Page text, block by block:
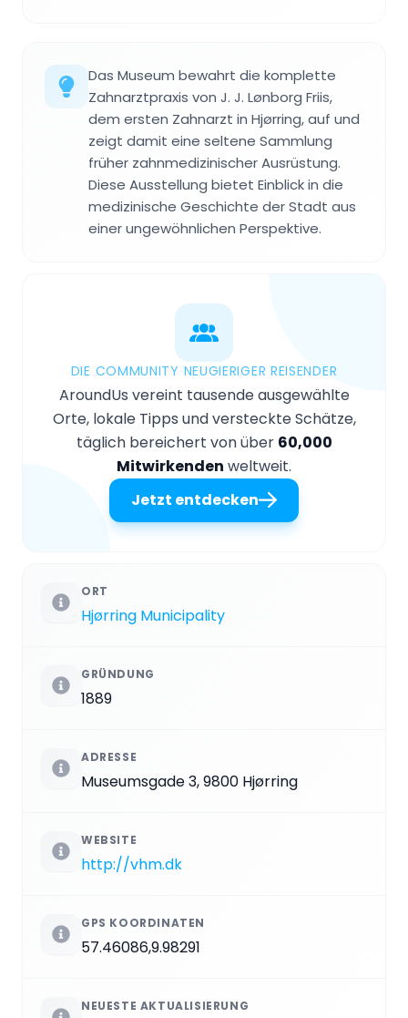
Das Museum bewahrt die komplette
Zahnarztpraxis von J. J. Lønborg Friis,
dem ersten Zahnarzt in Hjørring, auf und
zeigt damit eine seltene Sammlung
früher zahnmedizinischer Ausrüstung.
Diese Ausstellung bietet Einblick in die
medizinische Geschichte der Stadt aus
einer ungewöhnlichen Perspektive.
DIE COMMUNITY NEUGIERIGER REISENDER
AroundUs vereint tausende ausgewählte
Orte, lokale Tipps und versteckte Schätze,
täglich bereichert von über 60,000
Mitwirkenden weltweit.
Jetzt entdecken
ORT
Hjørring Municipality
GRÜNDUNG
1889
ADRESSE
Museumsgade 3, 9800 Hjørring
WEBSITE
http://vhm.dk
GPS KOORDINATEN
57.46086,9.98291
NEUESTE AKTUALISIERUNG